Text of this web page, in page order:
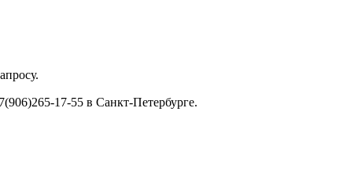
17-55 в Санкт-Петербурге.